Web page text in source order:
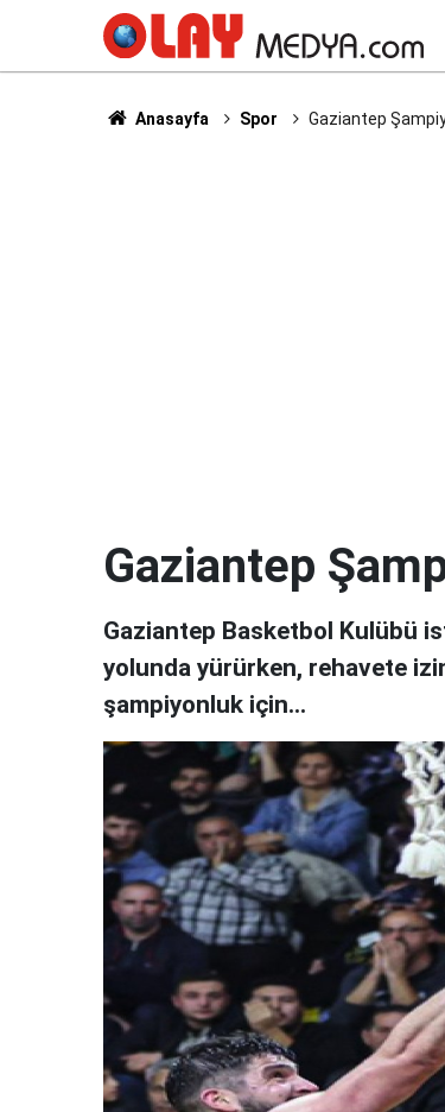
Anasayfa Spor Gaziantep
Gaziantep
Gaziantep Basketbol Kulübü
yolunda yürürken, rehavete
şampiyonluk için...